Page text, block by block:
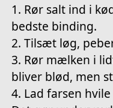
1. Rør salt ind i
bedste binding.
2. Tilsæt løg,
3. Rør mælken i
bliver blød, men
4. Lad farsen